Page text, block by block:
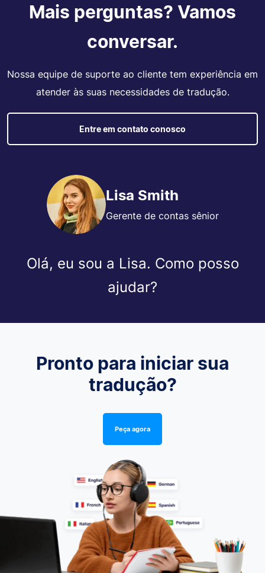
Mais perguntas? Vamos
conversar.
Nossa equipe de suporte ao cliente tem experiência em
atender às suas necessidades de tradução.
Entre em contato conosco
Lisa Smith
Gerente de contas sênior
Olá, eu sou a Lisa. Como posso
ajudar?
Pronto para iniciar sua
tradução?
Peça agora